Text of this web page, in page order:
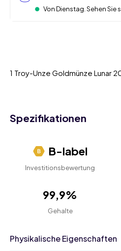
Von Dienstag. Sehen Sie
1 Troy-Unze Goldmünze Lunar
Spezifikationen
B-label
Investitionsbewertung
99,9%
Gehalte
Physikalische Eigenschaften